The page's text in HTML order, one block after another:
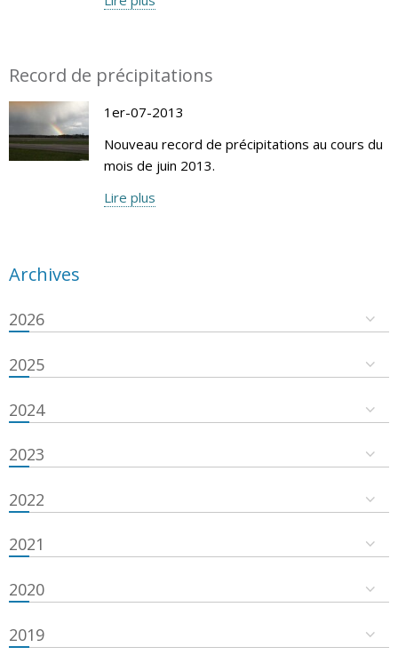
Record de précipitations
1er-07-2013
Nouveau record de précipitations au cours du
mois de juin 2013.
Lire plus
Archives
2026
2025
2024
2023
2022
2021
2020
2019